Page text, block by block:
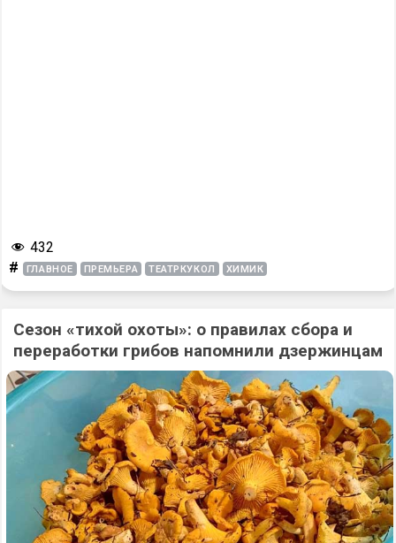
432
# ГЛАВНОЕ ПРЕМЬЕРА ТЕАТРКУКОЛ ХИМИК
Сезон «тихой охоты»: о правилах сбора и
переработки грибов напомнили дзержинцам